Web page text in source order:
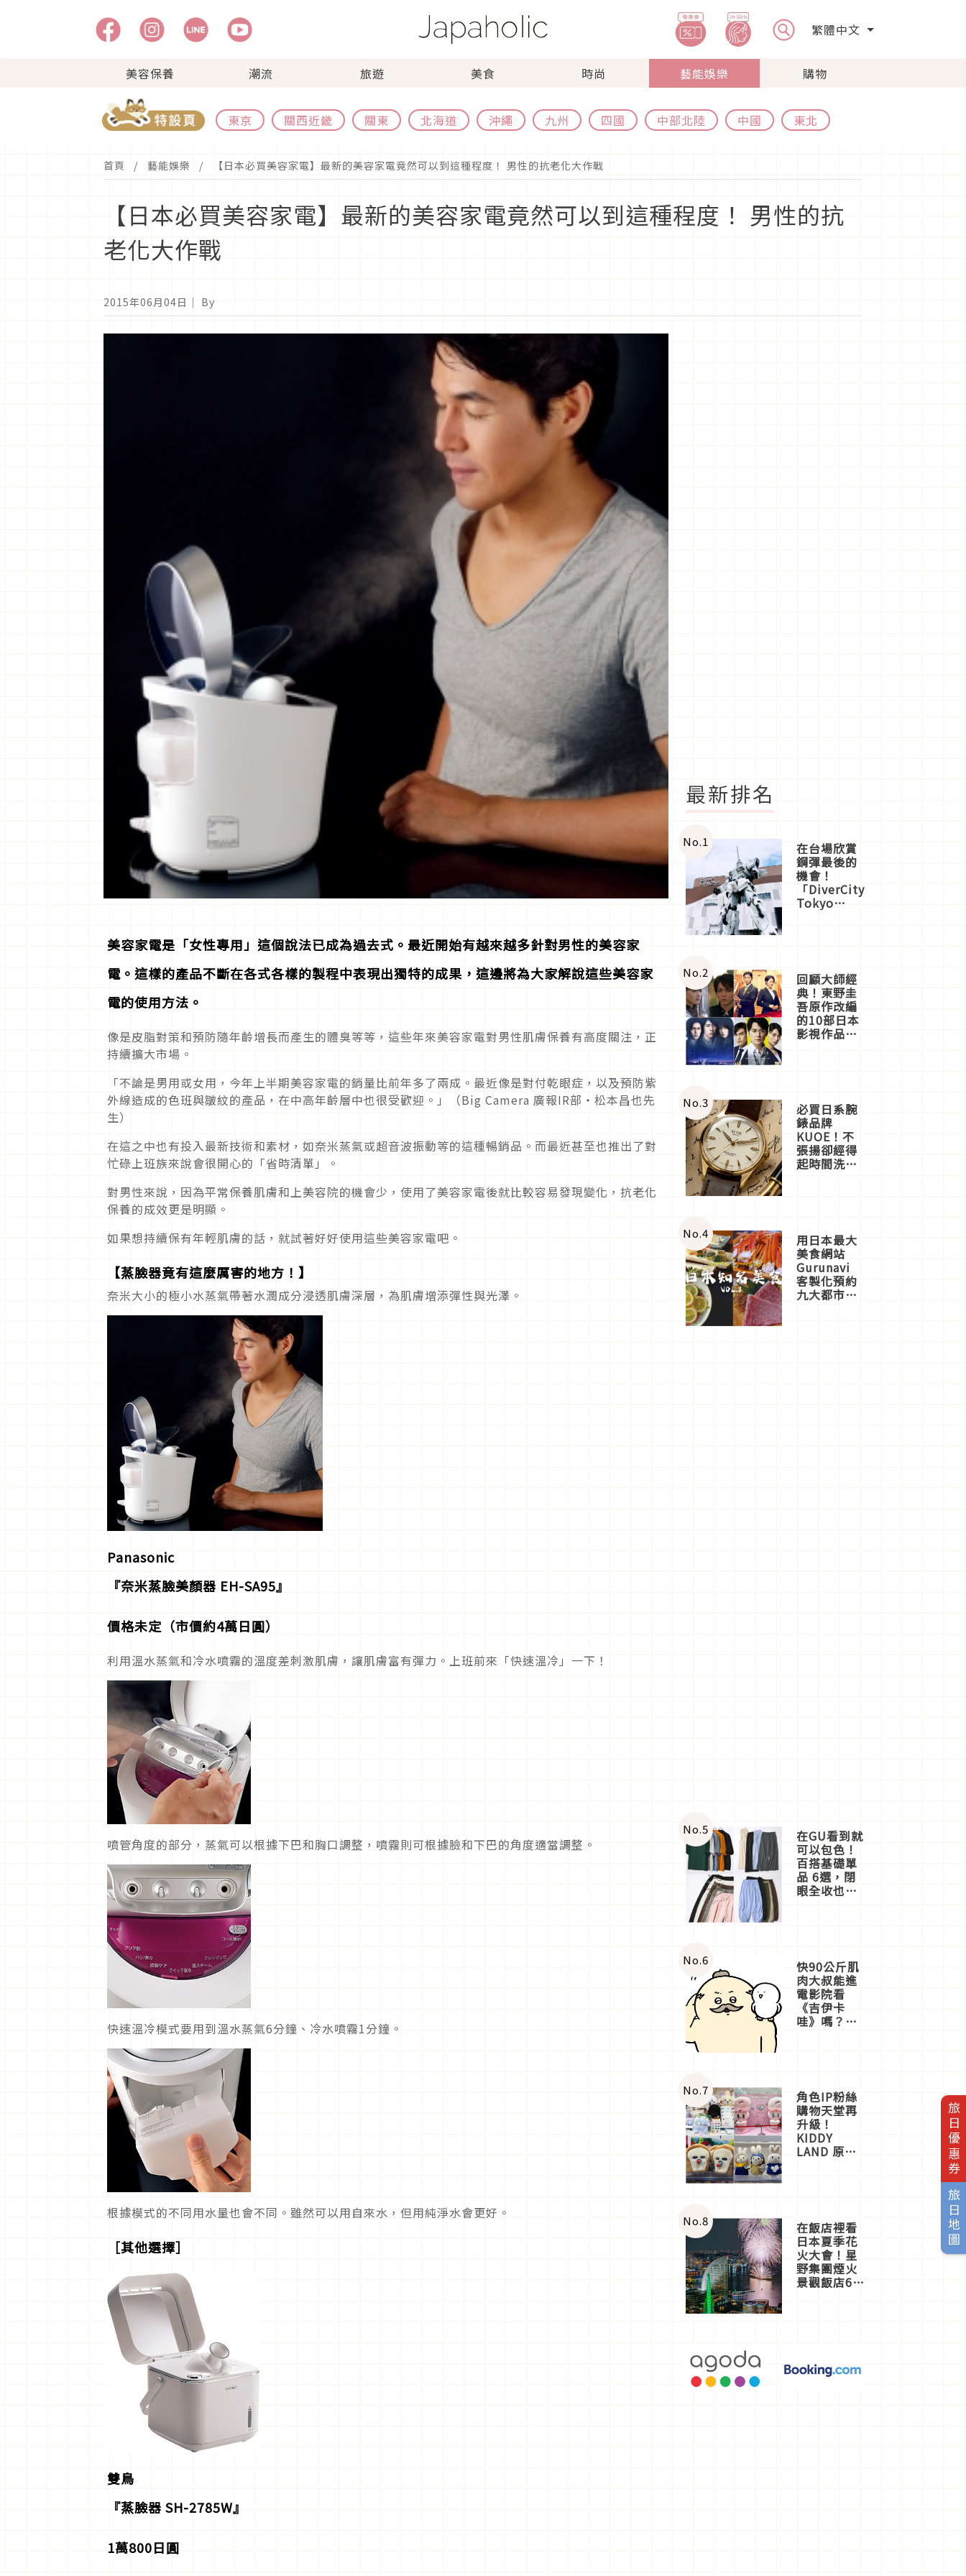
繁體中文
美容保養 潮流 旅遊 美食 時尚 藝能娛樂 購物
東京 關西近畿 關東 北海道 沖繩 九州 四國 中部北陸 中國 東北
旅日優惠券
旅日地圖
首頁 藝能娛樂 【日本必買美容家電】最新的美容家電竟然可以到這種程度！ 男性的抗老化大作戰
【日本必買美容家電】最新的美容家電竟然可以到這種程度！ 男性的抗
老化大作戰
2015年06月04日 ｜ By
美容家電是「女性專用」這個說法已成為過去式。最近開始有越來越多針對男性的美容家
電。這樣的產品不斷在各式各樣的製程中表現出獨特的成果，這邊將為大家解說這些美容家
電的使用方法。
像是皮脂對策和預防隨年齡增長而產生的體臭等等，這些年來美容家電對男性肌膚保養有高度關注，正
持續擴大市場。
「不論是男用或女用，今年上半期美容家電的銷量比前年多了兩成。最近像是對付乾眼症，以及預防紫
外線造成的色班與皺紋的產品，在中高年齡層中也很受歡迎。」（Big Camera 廣報IR部・松本昌也先
生）
在這之中也有投入最新技術和素材，如奈米蒸氣或超音波振動等的這種暢銷品。而最近甚至也推出了對
忙碌上班族來說會很開心的「省時清單」。
對男性來說，因為平常保養肌膚和上美容院的機會少，使用了美容家電後就比較容易發現變化，抗老化
保養的成效更是明顯。
如果想持續保有年輕肌膚的話，就試著好好使用這些美容家電吧。
【蒸臉器竟有這麼厲害的地方！】
奈米大小的極小水蒸氣帶著水潤成分浸透肌膚深層，為肌膚增添彈性與光澤。
Panasonic
『奈米蒸臉美顏器 EH-SA95』
價格未定（市價約4萬日圓）
利用溫水蒸氣和冷水噴霧的溫度差刺激肌膚，讓肌膚富有彈力。上班前來「快速溫冷」一下！
噴管角度的部分，蒸氣可以根據下巴和胸口調整，噴霧則可根據臉和下巴的角度適當調整。
快速溫冷模式要用到溫水蒸氣6分鐘、冷水噴霧1分鐘。
根據模式的不同用水量也會不同。雖然可以用自來水，但用純淨水會更好。
［其他選擇］
雙鳥
『蒸臉器 SH-2785W』
1萬800日圓
最新排名
No.1 在台場欣賞
鋼彈最後的
機會！
「DiverCity
Tokyo
體驗
No.2 回顧大師經
典！東野圭
吾原作改編
的10部日本
影視作品推
No.3 必買日系腕
錶品牌
KUOE！不
張揚卻經得
起時間洗鍊
No.4 用日本最大
美食網站
Gurunavi
客製化預約
九大都市餐
No.5 在GU看到就
可以包色！
百搭基礎單
品 6選，閉
眼全收也不
No.6 快90公斤肌
肉大叔能進
電影院看
《吉伊卡
哇》嗎？日
一同給出了
答案
No.7 角色IP粉絲
購物天堂再
升級！
KIDDY
LAND 原宿
店3分即達
No.8 在飯店裡看
日本夏季花
火大會！星
野集團煙火
景觀飯店6